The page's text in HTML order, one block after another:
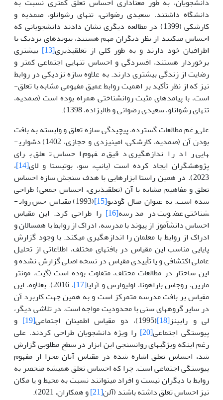
دانشگاه داشتند. سعیدی رضوانی، تنهای رشوانلو، صمدیه و
کارشکی (1399) در مطالعه دیگری نشان دادند دانشجویانی که
احساس می­کنند از نظر دیگران مهم هستند، پیوندهای نزدیک با
اطرافیان خود دارند و به طور کلی از تعلق­پذیری[13]
بیشتری
برخوردار هستند، افسردگی و احساس تنهایی اجتماعی کمتر و
رضایت از زندگی بیشتری دارند. به علاوه سازه نزدیکی در روابط
نیز که از نظر تأکید بر اهمیت روابط عمیق مفهومی مشابه با تعلق­
است، با پیامدهای مثبت روان­شناختی همراه بوده است (صمدیه،
تنهای رشوانلو، سعیدی رضوانی و طالب­زاده، 1398).
علی‌رغم مطالعات گسترده، پیچیدگی سازه تعلق و وابسته به بافت
بودن آن (صمدیه، کارشکی، امین­یزدی و حجازی، 1402) دشواری­
هایی را در اندازه­گیری دقیق مفهوم احساس تعلق برای
پژوهشگران ایجاد کرده است (یانپ، سو، بوتیستا و لای[14]
،
2023). در همین راستا ابزارهایی با هدف سنجش سازه احساس
تعلق و مفاهیم مشابه با آن (تعلق­پذیری، احساس جمعی) طراحی
شده است. به عنوان مثال گودنو[15]
(1993) مقیاس حس روان­
شناختی عضویت در مدرسه[16]
را طراحی کرد. این مقیاس
احساس دانش­آموز از پیوند با مدرسه، ادراک از روابط با همسالان و
ادراک از روابط با معلمان را اندازه­گیری می­کند. با وجود گزارش
پایایی مناسب این مقیاس در بافت­های مختلف، اطلاعاتی از تحلیل
عاملی اکتشافی و یا تأییدی مقیاس در نسخه اصلی گزارش نشده و
این ساختار در مطالعات مختلف، متفاوت بوده است (گیت، مونتر
مارین، روجاس باراهونا، اولیوارس و آرایا[17]
، 2016). بعلاوه، این
مقیاس بر بافت مدرسه متمرکز است و به همین جهت کاربرد آن
در سایر گروه­های سنی با محدودیت مواجه است. در تلاشی دیگر،
لی و رابینز[18] (1995)، دو مقیاس اطمینان اجتماعی [19]
و
پیوستگی اجتماعی[20]
را ویژه دانشجویان طراحی کردند. علی
رغم اینکه ویژگی­های روان­سنجی این ابزار در سطح مطلوبی گزارش
شد، احساس تعلق اشاره شده در مقیاس آنان مجزا از مفهوم
پیوستگی اجتماعی است. چرا که احساس تعلق همیشه منحصر به
روابط با دیگران نیست و افراد می­توانند نسبت به محیط و یا مکان
نیز احساس تعلق داشته باشند (آلن[21]
و همکاران، 2021).